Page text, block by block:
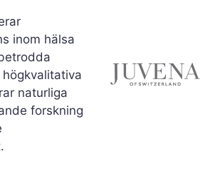
inom hälsa
naturliga
forskning